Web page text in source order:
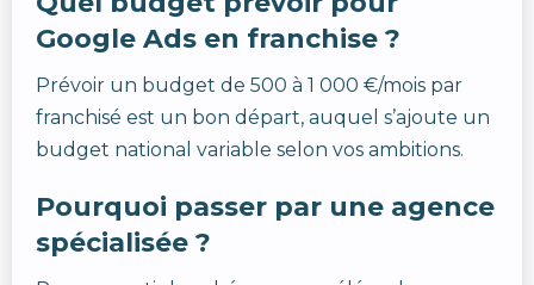
Google Ads en franchise ?
Prévoir un budget de 500 à 1 000 €/mois par
franchisé est un bon départ, auquel s’ajoute un
budget national variable selon vos ambitions.
Pourquoi passer par une agence
spécialisée ?